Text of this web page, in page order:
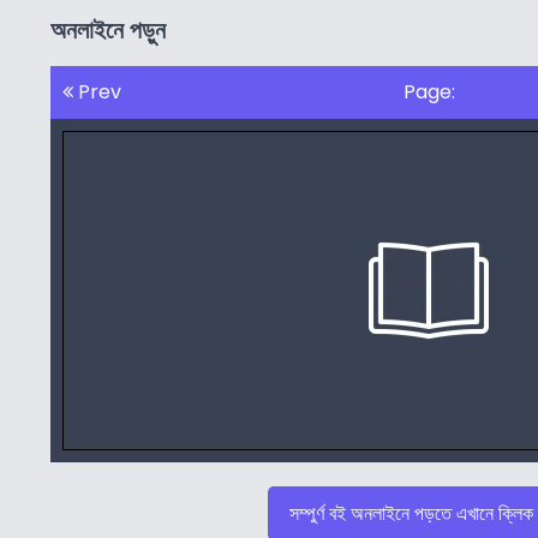
অনলাইনে পড়ুন
Prev Page:
সম্পুর্ণ বই অনলাইনে পড়তে এখানে